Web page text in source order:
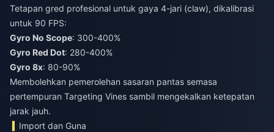
Tetapan gred profesional untuk gaya 4-jari (claw), dikalibrasi
untuk 90 FPS:
Gyro No Scope: 300-400%
Gyro Red Dot: 280-400%
Gyro 8x: 80-90%
Membolehkan pemerolehan sasaran pantas semasa
pertempuran Targeting Vines sambil mengekalkan ketepatan
jarak jauh.
Import dan Guna